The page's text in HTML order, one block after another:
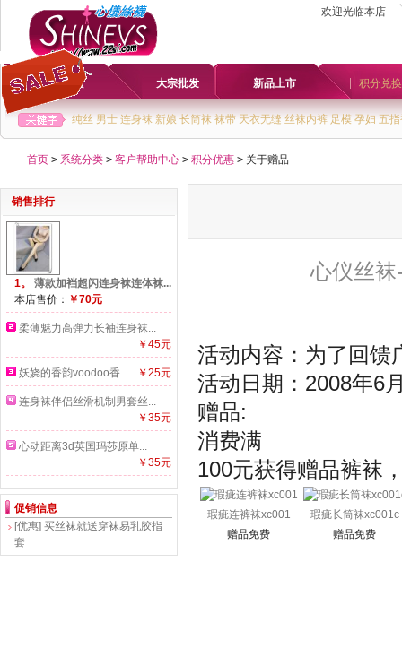
欢迎光临本店
首页 大宗批发 新品上市 积分兑换
纯丝 男士 连身袜 新娘 长筒袜 袜带 天衣无缝 丝袜内裤 足模 孕妇 五
首页 > 系统分类 > 客户帮助中心 > 积分优惠 > 关于赠品
销售排行
1。
薄款加裆超闪连身袜连体袜...
本店售价： ￥70元
柔薄魅力高弹力长袖连身袜...
￥45元
妖娆的香韵voodoo香... ￥25元
连身袜伴侣丝滑机制男套丝...
￥35元
心动距离3d英国玛莎原单...
￥35元
促销信息
[优惠] 买丝袜就送穿袜易乳胶指
套
心仪丝
活动内容：为了回馈
活动日期：2008年6
赠品:
消费满
100元获得赠品裤袜
瑕疵连裤袜xc001
赠品免费
瑕疵长筒袜xc001c
赠品免费